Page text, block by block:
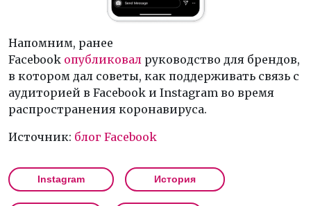
Напомним, ранее
Facebook опубликовал руководство для брендов,
в котором дал советы, как поддерживать связь с
аудиторией в Facebook и Instagram во время
распространения коронавируса.
Источник: блог Facebook
Instagram История